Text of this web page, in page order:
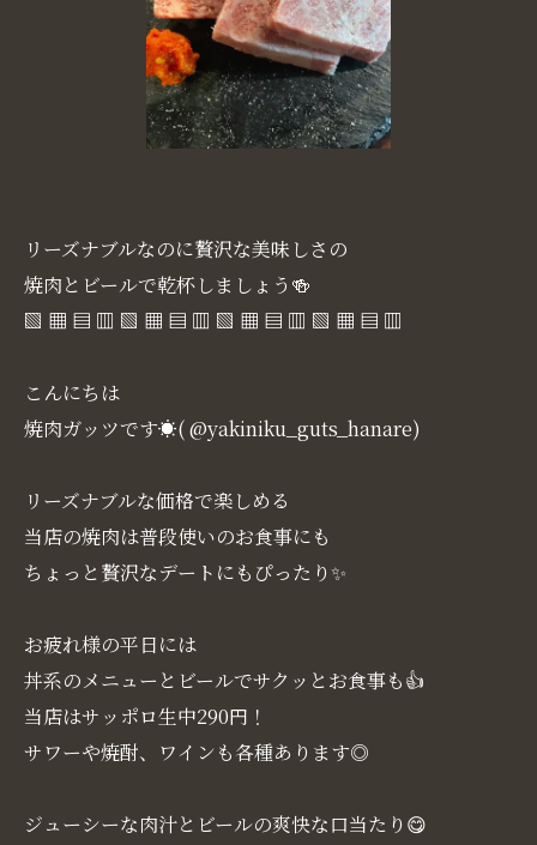
リーズナブルなのに贅沢な美味しさの
焼肉とビールで乾杯しましょう🍻
▧ ▦ ▤ ▥ ▧ ▦ ▤ ▥ ▧ ▦ ▤ ▥ ▧ ▦ ▤ ▥
こんにちは
焼肉ガッツです☀( @yakiniku_guts_hanare)
リーズナブルな価格で楽しめる
当店の焼肉は普段使いのお食事にも
ちょっと贅沢なデートにもぴったり✨
お疲れ様の平日には
丼系のメニューとビールでサクッとお食事も👍
当店はサッポロ生中290円！
サワーや焼酎、ワインも各種あります◎
ジューシーな肉汁とビールの爽快な口当たり😋